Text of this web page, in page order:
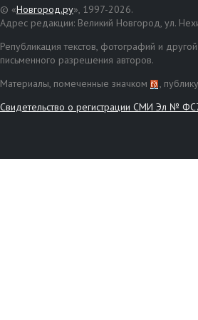
© «Новгород.ру», 1997-2026.
Адрес редакции: Великий Новгород, ул.
Републикация текстов, фотографий и
письменного разрешения авторов.
Материалы, помеченные значком
,
Свидетельство о регистрации СМИ Эл №